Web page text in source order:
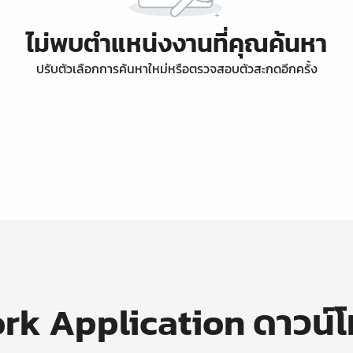
ไม่พบตำแหน่งงานที่คุณค้นหา
ปรับตัวเลือกการค้นหาใหม่หรือตรวจสอบตัวสะกดอีกครั้ง
Application ดาวน์